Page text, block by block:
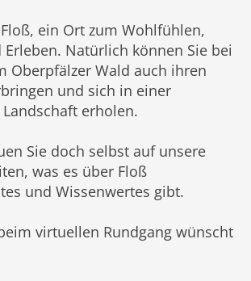
ein Ort zum Wohlfühlen,
Erleben. Natürlich können Sie bei
Oberpfälzer Wald auch ihren
und sich in einer
erholen.
Sie doch selbst auf unsere
was es über Floß
und Wissenwertes gibt.
virtuellen Rundgang wünscht